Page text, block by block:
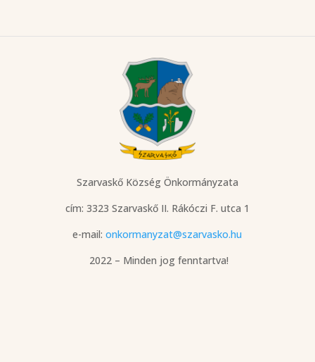
Szarvaskő Község Önkormányzata
cím: 3323 Szarvaskő II. Rákóczi F. utca 1
e-mail:onkormanyzat@szarvasko.hu
2022 – Minden jog fenntartva!